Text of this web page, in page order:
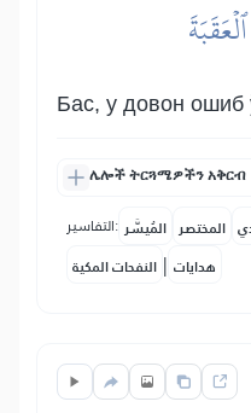
Бас, у довон ошиб
ሌሎች ትርጓሜዎችን አቅርብ
التفاسير: المُيسَّر المختصر
النفحات المكية | هدايات